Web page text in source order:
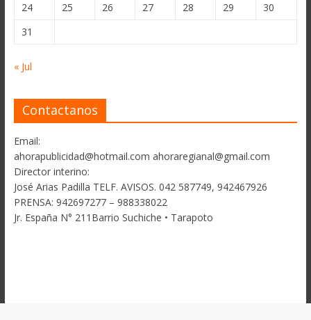
24
25 26 27 28 29
30
31
« Jul
Contactanos
Email:
ahorapublicidad@hotmail.com ahoraregianal@gmail.com
Director interino:
José Arias Padilla TELF. AVISOS. 042 587749, 942467926
PRENSA: 942697277 – 988338022
Jr. España N° 211Barrio Suchiche • Tarapoto